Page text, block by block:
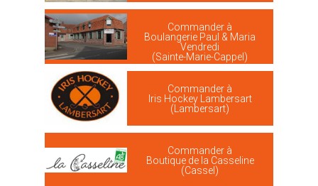
Commander à
Boulangerie Paul & Maria
Vendredi
(Sainte-Marie-Cappel)
Commander à
Iris Hockey Lambersart
(Lambersart)
Commander à
Boutique de la Casseline
(Cassel)